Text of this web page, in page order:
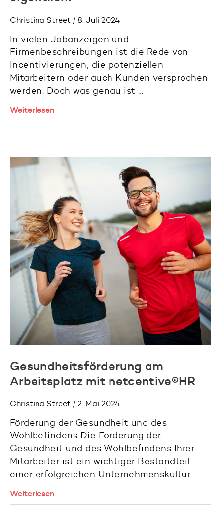
Christina Street / 8. Juli 2024
In vielen Jobanzeigen und
Firmenbeschreibungen ist die Rede von
Incentivierungen, die potenziellen
Mitarbeitern oder auch Kunden versprochen
werden. Doch was genau ist …
Weiterlesen
Gesundheitsförderung am
Arbeitsplatz mit netcentive®HR
Christina Street / 2. Mai 2024
Förderung der Gesundheit und des
Wohlbefindens Die Förderung der
Gesundheit und des Wohlbefindens Ihrer
Mitarbeiter ist ein wichtiger Bestandteil
einer erfolgreichen Unternehmenskultur. …
Weiterlesen